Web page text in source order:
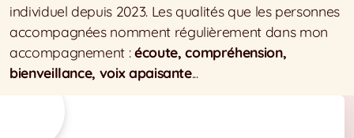
individuel depuis 2023. Les qualités que les personnes
accompagnées nomment régulièrement dans mon
accompagnement :écoute, compréhension,
bienveillance, voix apaisante...